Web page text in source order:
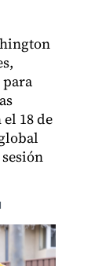
para
18 de